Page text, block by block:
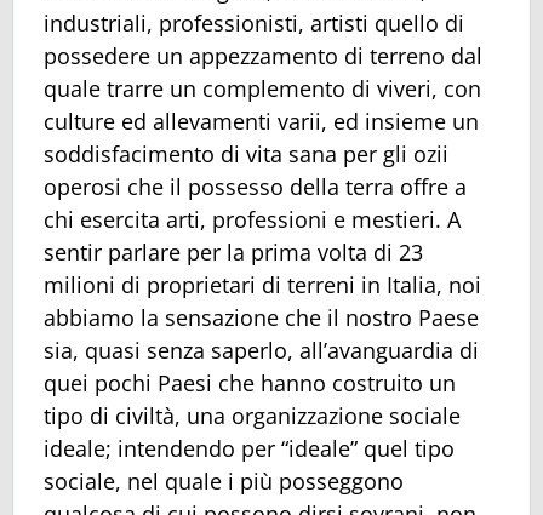
industriali, professionisti, artisti quello di
possedere un appezzamento di terreno dal
quale trarre un complemento di viveri, con
culture ed allevamenti varii, ed insieme un
soddisfacimento di vita sana per gli ozii
operosi che il possesso della terra offre a
chi esercita arti, professioni e mestieri. A
sentir parlare per la prima volta di 23
milioni di proprietari di terreni in Italia, noi
abbiamo la sensazione che il nostro Paese
sia, quasi senza saperlo, all’avanguardia di
quei pochi Paesi che hanno costruito un
tipo di civiltà, una organizzazione sociale
ideale; intendendo per “ideale” quel tipo
sociale, nel quale i più posseggono